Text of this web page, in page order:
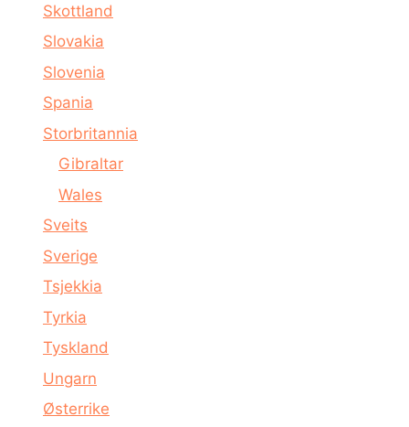
Skottland
Slovakia
Slovenia
Spania
Storbritannia
Gibraltar
Wales
Sveits
Sverige
Tsjekkia
Tyrkia
Tyskland
Ungarn
Østerrike